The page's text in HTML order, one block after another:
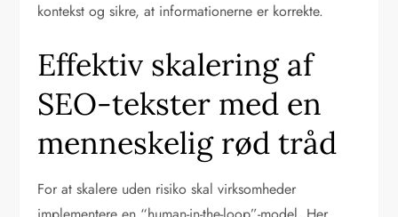
kontekst og sikre, at informationerne er korrekte.
Effektiv skalering af
SEO-tekster med en
menneskelig rød tråd
For at skalere uden risiko skal virksomheder